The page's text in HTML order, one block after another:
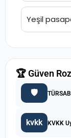
Yeşil
🏆 Güven
🛡️
kvkk KVKK